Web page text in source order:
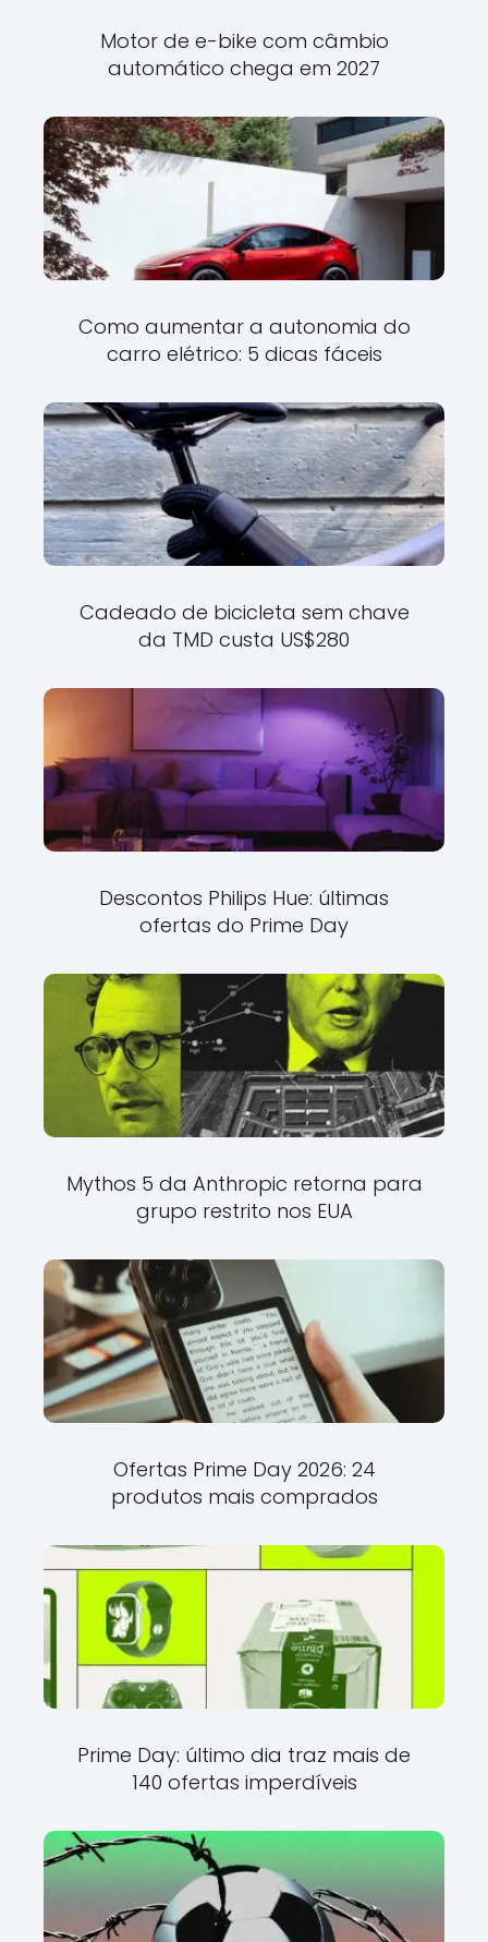
Motor de e-bike com câmbio
automático chega em 2027
Como aumentar a autonomia do
carro elétrico: 5 dicas fáceis
Cadeado de bicicleta sem chave
da TMD custa US$280
Descontos Philips Hue: últimas
ofertas do Prime Day
Mythos 5 da Anthropic retorna para
grupo restrito nos EUA
Ofertas Prime Day 2026: 24
produtos mais comprados
Prime Day: último dia traz mais de
140 ofertas imperdíveis